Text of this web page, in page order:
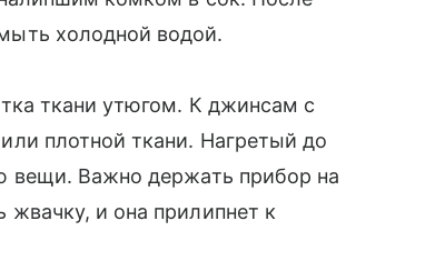
холодной водой.
ткани утюгом. К джинсам с
плотной ткани. Нагретый до
вещи. Важно держать прибор на
и она прилипнет к